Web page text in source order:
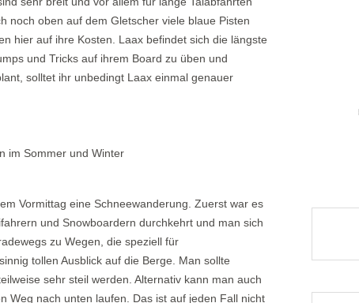
noch oben auf dem Gletscher viele blaue Pisten
hier auf ihre Kosten. Laax befindet sich die längste
und Tricks auf ihrem Board zu üben und
solltet ihr unbedingt Laax einmal genauer
Vormittag eine Schneewanderung. Zuerst war es
und Snowboardern durchkehrt und man sich
zu Wegen, die speziell für
tollen Ausblick auf die Berge. Man sollte
sehr steil werden. Alternativ kann man auch
Weg nach unten laufen. Das ist auf jeden Fall nicht